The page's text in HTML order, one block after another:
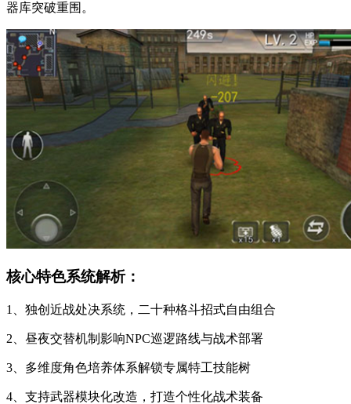
器库突破重围。
核心特色系统解析：
1、独创近战处决系统，二十种格斗招式自由组合
2、昼夜交替机制影响NPC巡逻路线与战术部署
3、多维度角色培养体系解锁专属特工技能树
4、支持武器模块化改造，打造个性化战术装备